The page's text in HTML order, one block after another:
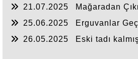
21.07.2025
Mağaradan
25.06.2025
Erguvanlar
26.05.2025
Eski tadı